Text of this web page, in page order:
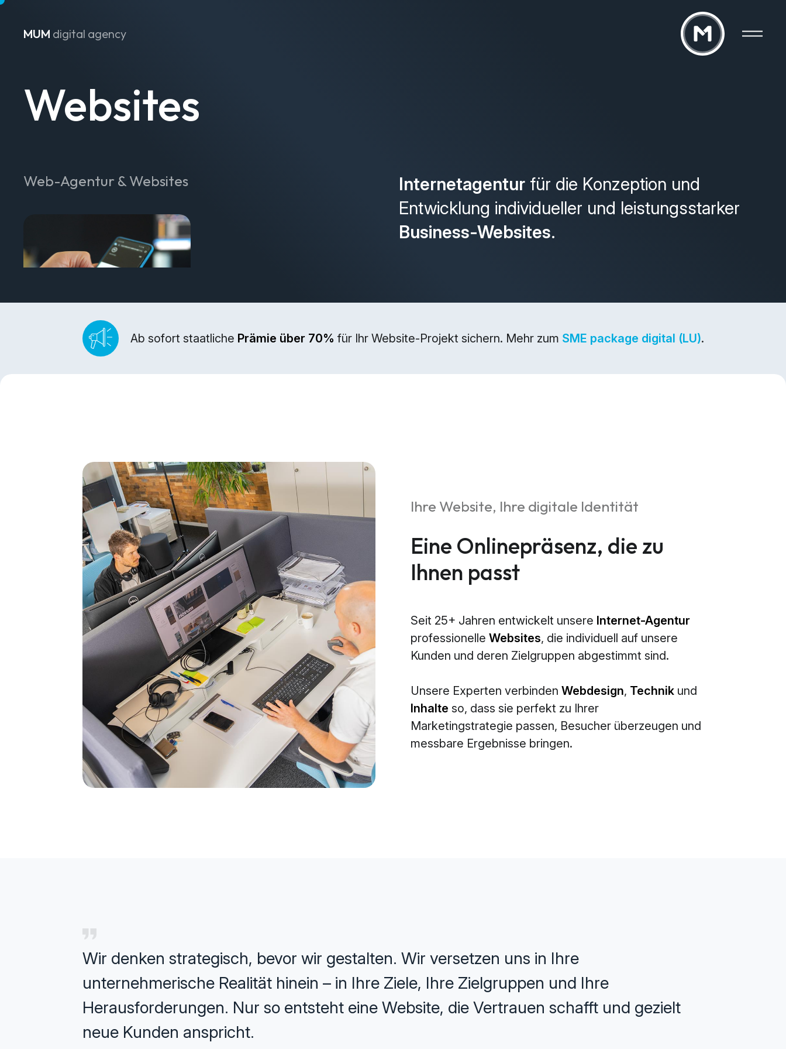
Zum Inhalt springen
MUM digital agency
Websites
Web-Agentur & Websites Internetagenturfür die Konzeption und
Entwicklung individueller und leistungsstarker
Business-Websites.
Ab sofort staatliche Prämie über 70% für Ihr Website-Projekt sichern. Mehr zum SME package digital (LU).
Ihre Website, Ihre digitale Identität
Eine Onlinepräsenz, die zu
Ihnen passt
Seit 25+ Jahren entwickelt unsere Internet-Agentur
professionelle Websites, die individuell auf unsere
Kunden und deren Zielgruppen abgestimmt sind.
Unsere Experten verbinden Webdesign, Technik und
Inhalte so, dass sie perfekt zu Ihrer
Marketingstrategie passen, Besucher überzeugen und
messbare Ergebnisse bringen.
Wir denken strategisch, bevor wir gestalten. Wir versetzen uns in Ihre
unternehmerische Realität hinein – in Ihre Ziele, Ihre Zielgruppen und Ihre
Herausforderungen. Nur so entsteht eine Website, die Vertrauen schafft und gezielt
neue Kunden anspricht.